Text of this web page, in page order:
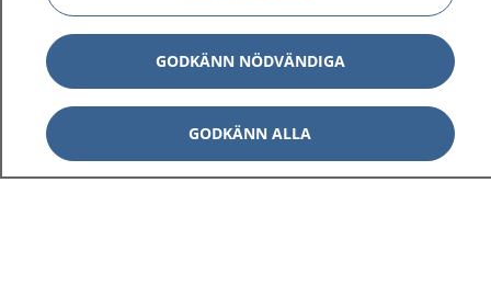
1177 på flera språk Visa
Visa
GODKÄNN NÖDVÄNDIGA
GODKÄNN ALLA